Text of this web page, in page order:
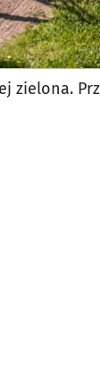
zielona.